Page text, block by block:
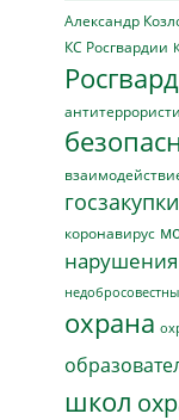
Александр
КС Росгвардии
госзакупки
коронавирус
охрана
школ